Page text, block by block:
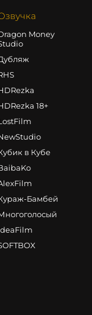
Money
18+
в Кубе
Бамбей